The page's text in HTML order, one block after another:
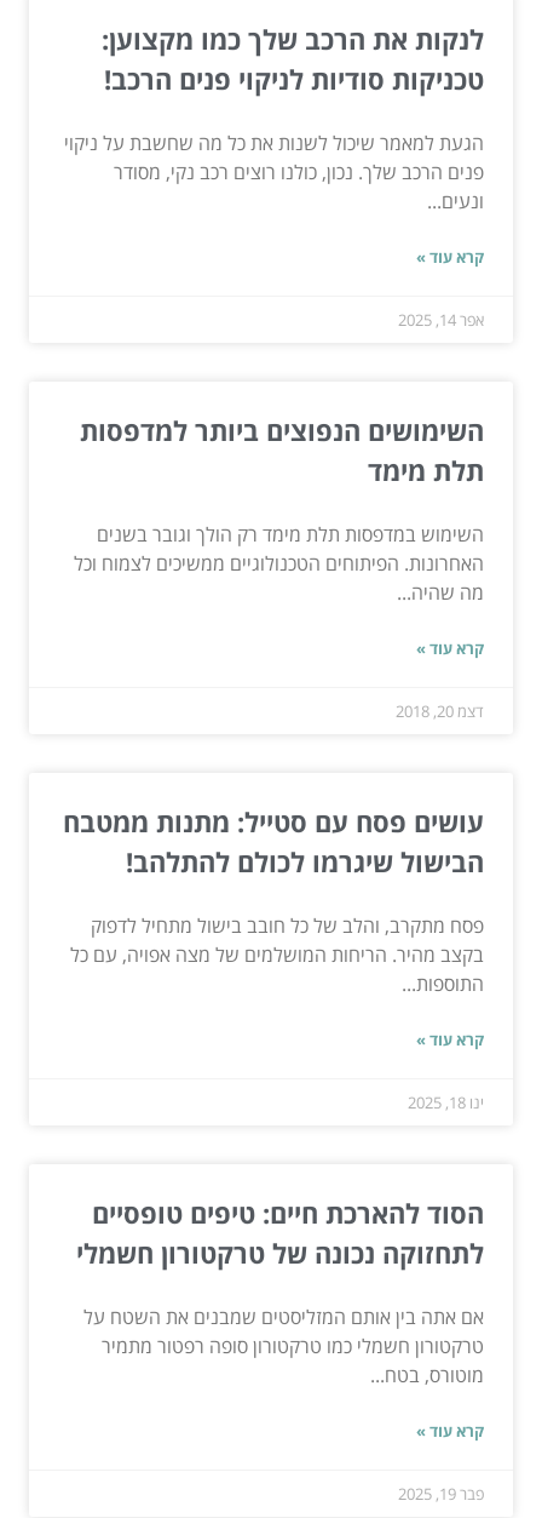
לנקות את הרכב שלך כמו מקצוען:
טכניקות סודיות לניקוי פנים הרכב!
הגעת למאמר שיכול לשנות את כל מה שחשבת על ניקוי
פנים הרכב שלך. נכון, כולנו רוצים רכב נקי, מסודר
ונעים...
קרא עוד »
אפר 14, 2025
השימושים הנפוצים ביותר למדפסות
תלת מימד
השימוש במדפסות תלת מימד רק הולך וגובר בשנים
האחרונות. הפיתוחים הטכנולוגיים ממשיכים לצמוח וכל
מה שהיה...
קרא עוד »
דצמ 20, 2018
עושים פסח עם סטייל: מתנות ממטבח
הבישול שיגרמו לכולם להתלהב!
פסח מתקרב, והלב של כל חובב בישול מתחיל לדפוק
בקצב מהיר. הריחות המושלמים של מצה אפויה, עם כל
התוספות...
קרא עוד »
ינו 18, 2025
הסוד להארכת חיים: טיפים טופסיים
לתחזוקה נכונה של טרקטורון חשמלי
אם אתה בין אותם המזליסטים שמבנים את השטח על
טרקטורון חשמלי כמו טרקטורון סופה רפטור מתמיר
מוטורס, בטח...
קרא עוד »
פבר 19, 2025